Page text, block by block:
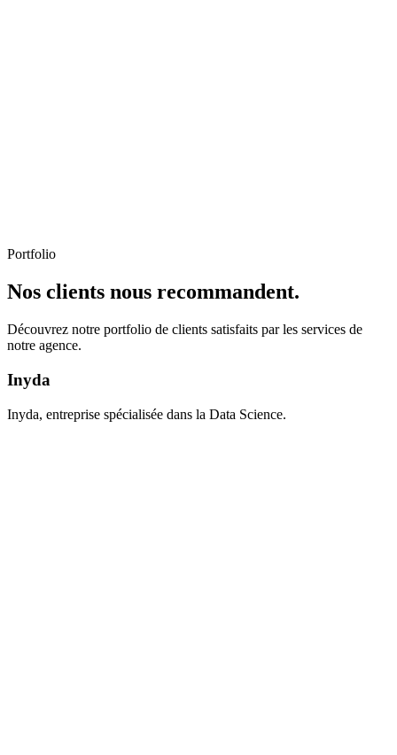
Portfolio
Nos clients nous recommandent.
Découvrez notre portfolio de clients satisfaits par les services de
notre agence.
Inyda
Inyda, entreprise spécialisée dans la Data Science.